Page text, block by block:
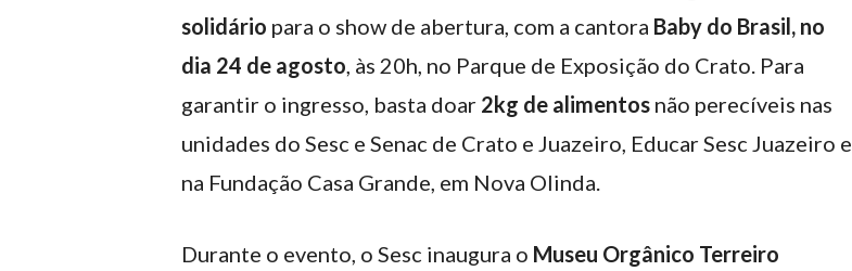
solidário para o show de abertura, com a cantora Baby do Brasil, no
dia 24 de agosto , às 20h, no Parque de Exposição do Crato. Para
garantir o ingresso, basta doar 2kg de alimentos não perecíveis nas
unidades do Sesc e Senac de Crato e Juazeiro, Educar Sesc Juazeiro e
na Fundação Casa Grande, em Nova Olinda.
Durante o evento, o Sesc inaugura o Museu Orgânico Terreiro